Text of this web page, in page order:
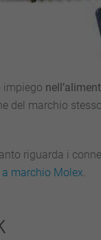
impiego
del marchio
riguarda i
marchio Molex.